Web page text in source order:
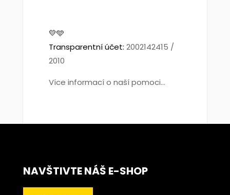
💛🩵
Transparentní účet: 2002142415 /
2010
Více informací o naší pomoci...
NAVŠTIVTE NÁŠ E-SHOP